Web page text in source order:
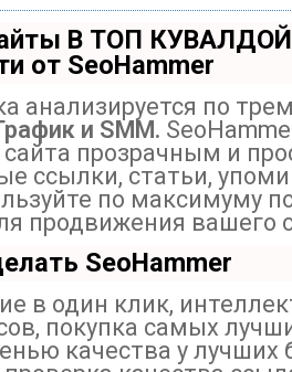
В ТОП
от SeoHammer
анализируется по
и SMM.
прозрачным и
ссылки, статьи,
по максимуму
продвижения вашего
SeoHammer
в один клик,
покупка самых
качества у лучших